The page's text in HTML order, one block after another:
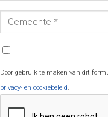
Door gebruik te maken van dit
privacy- en cookiebeleid.